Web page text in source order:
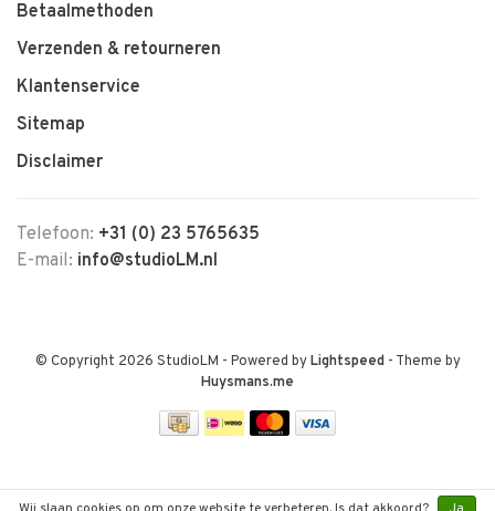
Betaalmethoden
Verzenden & retourneren
Klantenservice
Sitemap
Disclaimer
Telefoon: +31 (0) 23 5765635
E-mail: info@studioLM.nl
© Copyright 2026 StudioLM - Powered byLightspeed- Theme by
Huysmans.me